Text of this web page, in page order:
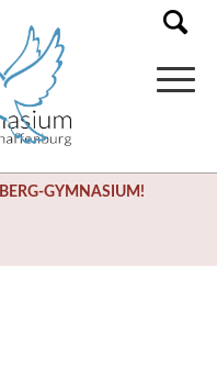
GYMNASIUM!